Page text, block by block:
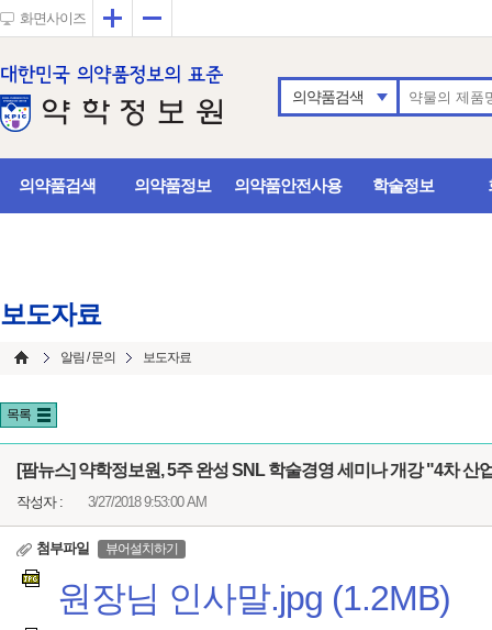
화면사이즈 확대
의약품검색
의약품검색 의약품정보 의약품안전사용 학술정보
보도자료
알림 / 문의 보도자료
목록
[팜뉴스] 약학정보원, 5주 완성 SNL 학술경영 세미나 개강 "4차 산
작성자 : 3/27/2018 9:53:00 AM
첨부파일 뷰어설치하기
원장님 인사말.jpg (1.2MB)